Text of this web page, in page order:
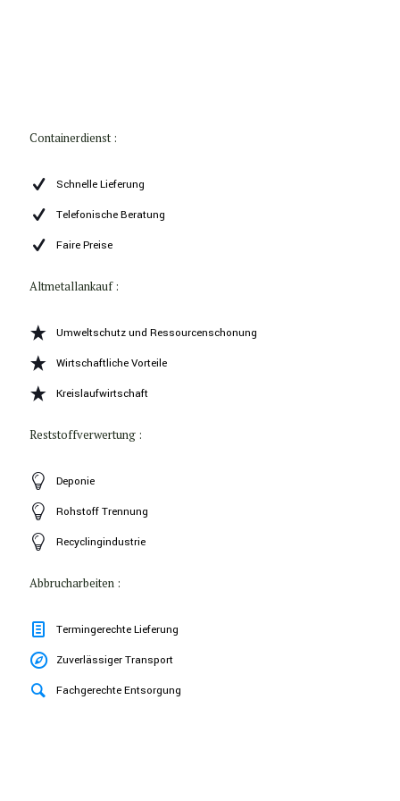
Containerdienst :
Schnelle Lieferung
Telefonische Beratung
Faire Preise
Altmetallankauf :
Umweltschutz und Ressourcenschonung
Wirtschaftliche Vorteile
Kreislaufwirtschaft
Reststoffverwertung :
Deponie
Rohstoff Trennung
Recyclingindustrie
Abbrucharbeiten :
Termingerechte Lieferung
Zuverlässiger Transport
Fachgerechte Entsorgung